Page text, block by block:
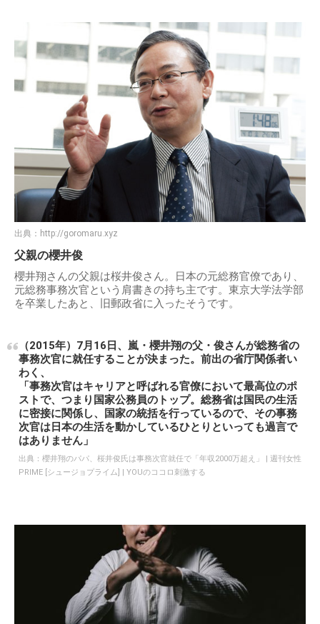
出典： http://goromaru.xyz
父親の櫻井俊
櫻井翔さんの父親は桜井俊さん。日本の元総務官僚であり、
元総務事務次官という肩書きの持ち主です。東京大学法学部
を卒業したあと、旧郵政省に入ったそうです。
（2015年）7月16日、嵐・櫻井翔の父・俊さんが総務省の
事務次官に就任することが決まった。前出の省庁関係者い
わく、
「事務次官はキャリアと呼ばれる官僚において最高位のポ
ストで、つまり国家公務員のトップ。総務省は国民の生活
に密接に関係し、国家の統括を行っているので、その事務
次官は日本の生活を動かしているひとりといっても過言で
はありません」
出典： 櫻井翔のパパ、桜井俊氏は事務次官就任で「年収2000万超え」 | 週刊女性
PRIME [シュージョプライム] | YOUのココロ刺激する